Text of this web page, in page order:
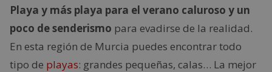
Playa y más playa para el verano caluroso y un
poco de senderismo para evadirse de la realidad.
En esta región de Murcia puedes encontrar todo
tipo de playas: grandes pequeñas, calas… La mejor